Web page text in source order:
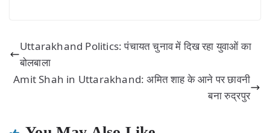
Uttarakhand Politics: पंचायत चुनाव में दिख रहा युवाओं का
बोलबाला
Amit Shah in Uttarakhand: अमित शाह के आने पर छावनी
बना रुद्रपुर